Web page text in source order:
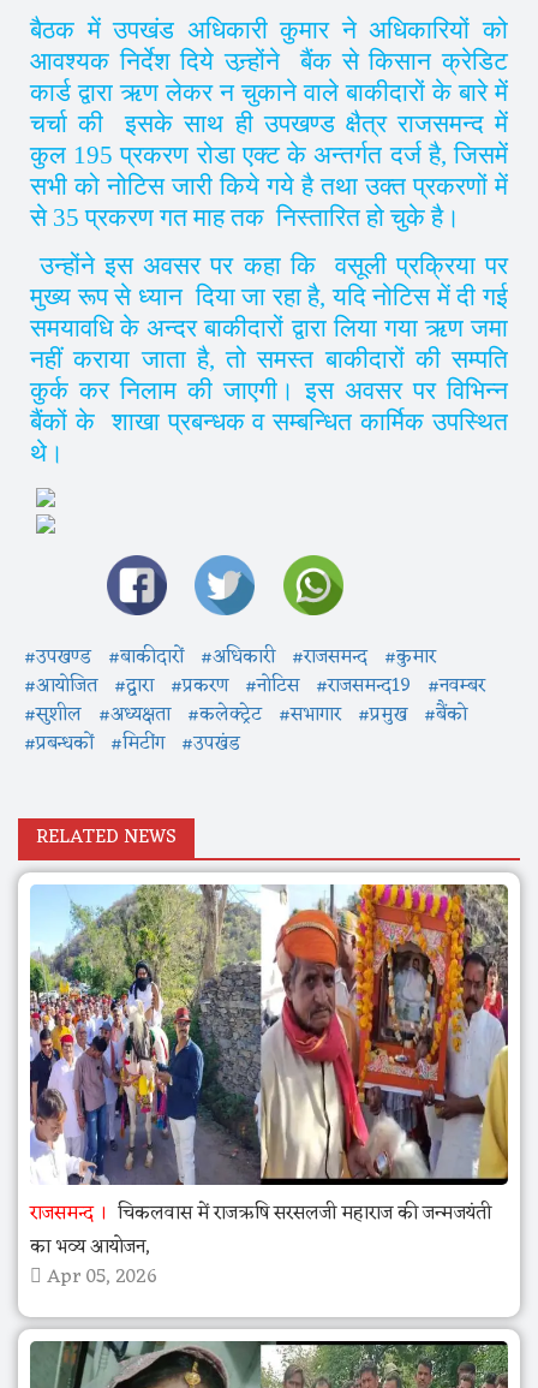
बैठक में उपखंड अधिकारी कुमार ने अधिकारियों को
आवश्यक निर्देश दिये उन्र्होंने बैंक से किसान क्रेडिट
कार्ड द्वारा ऋण लेकर न चुकाने वाले बाकीदारों के बारे में
चर्चा की इसके साथ ही उपखण्ड क्षैत्र राजसमन्द में
कुल 195 प्रकरण रोडा एक्ट के अन्तर्गत दर्ज है,जिसमें
सभी को नोटिस जारी किये गये है तथा उक्त प्रकरणों में
से 35 प्रकरण गत माह तक निस्तारित हो चुके है।
उन्होंने इस अवसर पर कहा कि वसूली प्रक्रिया पर
मुख्य रूप से ध्यान दिया जा रहा है,यदि नोटिस में दी गई
समयावधि के अन्दर बाकीदारों द्वारा लिया गया ऋण जमा
नहीं कराया जाता है,तो समस्त बाकीदारों की सम्पति
कुर्क कर निलाम की जाएगी। इस अवसर पर विभिन्न
बैंकों के शाखा प्रबन्धक व सम्बन्धित कार्मिक उपस्थित
थे।
#उपखण्ड #बाकीदारों #अधिकारी #राजसमन्द #कुमार
#आयोजित #द्वारा #प्रकरण #नोटिस #राजसमन्द19 #नवम्बर
#सुशील #अध्यक्षता #कलेक्ट्रेट #सभागार #प्रमुख #बैंको
#प्रबन्धकों #मिटींग #उपखंड
RELATED NEWS
राजसमन्द
चिकलवास में राजऋषि सरसलजी महाराज की जन्मजयंती
का भव्य आयोजन,
Apr 05, 2026